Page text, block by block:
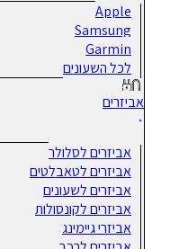
Apple
Samsung
Garmin
לכל השעונים
אביזרים
אביזרים לסלולר
אביזרים לטאבלטים
אביזרים לשעונים
אביזרים לקונסולות
אביזרי גיימינג